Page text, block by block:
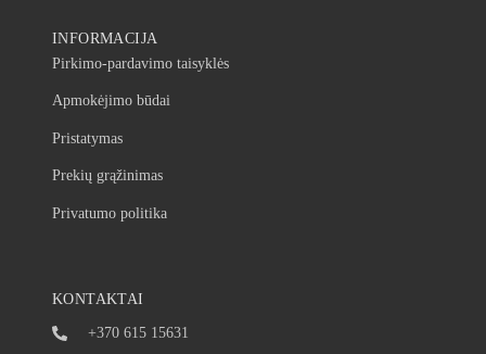
INFORMACIJA
Pirkimo-pardavimo taisyklės
Apmokėjimo būdai
Pristatymas
Prekių grąžinimas
Privatumo politika
KONTAKTAI
+370 615 15631